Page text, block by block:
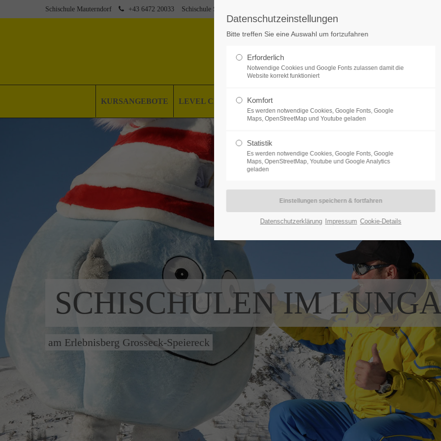
Schischule Mauterndorf +43 6472 20033 Schischule St. Michael
KURSANGEBOTE LEVEL CHECK SCHISCHULE MAUTERNDORF
SCHISCHULEN IM
am Erlebnisberg Grosseck-Speiereck
Datenschutzeinstellungen
Bitte treffen Sie eine Auswahl um fortzufahren
Erforderlich
Notwendige Cookies und Google Fonts zulassen damit die
Website korrekt funktioniert
Komfort
Es werden notwendige Cookies, Google Fonts, Google
Maps, OpenStreetMap und Youtube geladen
Statistik
Es werden notwendige Cookies, Google Fonts, Google
Maps, OpenStreetMap, Youtube und Google Analytics
geladen
Datenschutzerklärung Impressum Cookie-Details